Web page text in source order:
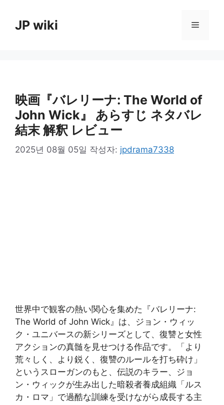
JP wiki 메
映画『バレリーナ: The World of
John Wick』 あらすじ ネタバレ
結末 解釈 レビュー
2025년 08월 05일 작성자: jpdrama7338
世界中で観客の熱い関心を集めた『バレリーナ:
The World of John Wick』は、ジョン・ウィッ
ク・ユニバースの新シリーズとして、復讐と女性
アクションの真髄を見せつける作品です。「より
荒々しく、より鋭く、復讐のルールを打ち砕け」
というスローガンのもと、伝説のキラー、ジョ
ン・ウィックが生み出した暗殺者養成組織「ルス
カ・ロマ」で過酷な訓練を受けながら成長する主